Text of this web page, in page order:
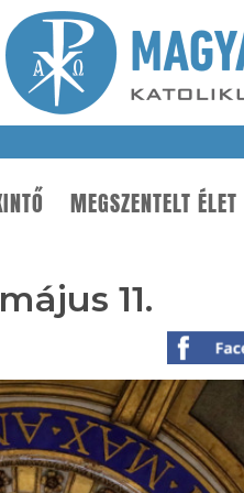
MEGSZENTELT ÉLET
11.